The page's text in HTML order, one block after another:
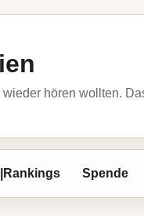
hören wollten.
Spende